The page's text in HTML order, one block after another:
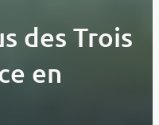
des Trois
en